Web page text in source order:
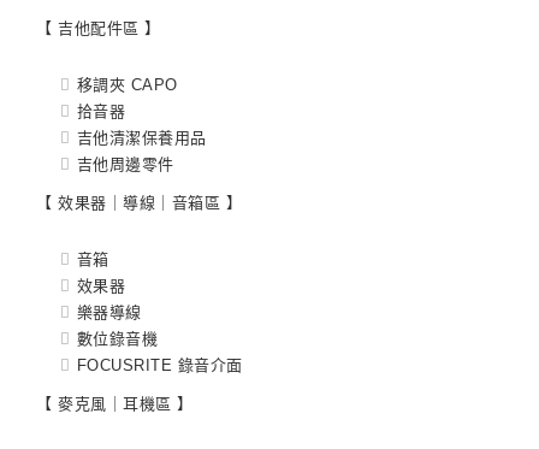
【 吉他配件區 】
移調夾 CAPO
拾音器
吉他清潔保養用品
吉他周邊零件
【 效果器｜導線｜音箱區 】
音箱
效果器
樂器導線
數位錄音機
FOCUSRITE 錄音介面
【 麥克風｜耳機區 】